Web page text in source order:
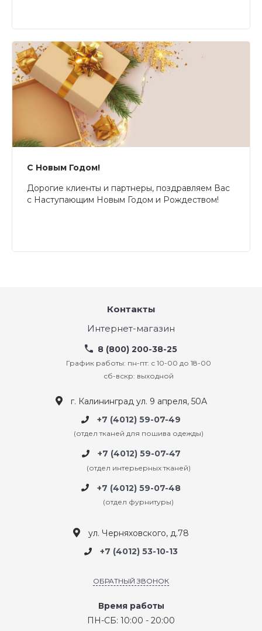
С Новым Годом!
Дорогие клиенты и партнеры, поздравляем Вас
с Наступающим Новым Годом и Рождеством!
Контакты
Интернет-магазин
8 (800) 200-38-25
График работы: пн-пт: с 10-00 до 18-00
сб-вскр: выходной
г. Калининград ул. 9 апреля, 50А
+7 (4012) 59-07-49
(отдел тканей для пошива одежды)
+7 (4012) 59-07-47
(отдел интерьерных тканей)
+7 (4012) 59-07-48
(отдел фурнитуры)
ул. Черняховского, д.78
+7 (4012) 53-10-13
ОБРАТНЫЙ ЗВОНОК
Время работы
ПН-СБ: 10:00 - 20:00